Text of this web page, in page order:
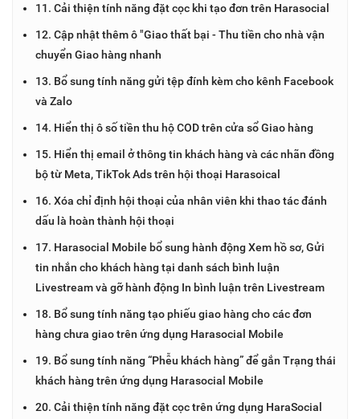
11. Cải thiện tính năng đặt cọc khi tạo đơn trên Harasocial
12. Cập nhật thêm ô "Giao thất bại - Thu tiền cho nhà vận
chuyển Giao hàng nhanh
13. Bổ sung tính năng gửi tệp đính kèm cho kênh Facebook
và Zalo
14. Hiển thị ô số tiền thu hộ COD trên cửa sổ Giao hàng
15. Hiển thị email ở thông tin khách hàng và các nhãn đồng
bộ từ Meta, TikTok Ads trên hội thoại Harasoical
16. Xóa chỉ định hội thoại của nhân viên khi thao tác đánh
dấu là hoàn thành hội thoại
17. Harasocial Mobile bổ sung hành động Xem hồ sơ, Gửi
tin nhắn cho khách hàng tại danh sách bình luận
Livestream và gỡ hành động In bình luận trên Livestream
18. Bổ sung tính năng tạo phiếu giao hàng cho các đơn
hàng chưa giao trên ứng dụng Harasocial Mobile
19. Bổ sung tính năng “Phễu khách hàng” để gắn Trạng thái
khách hàng trên ứng dụng Harasocial Mobile
20. Cải thiện tính năng đặt cọc trên ứng dụng HaraSocial